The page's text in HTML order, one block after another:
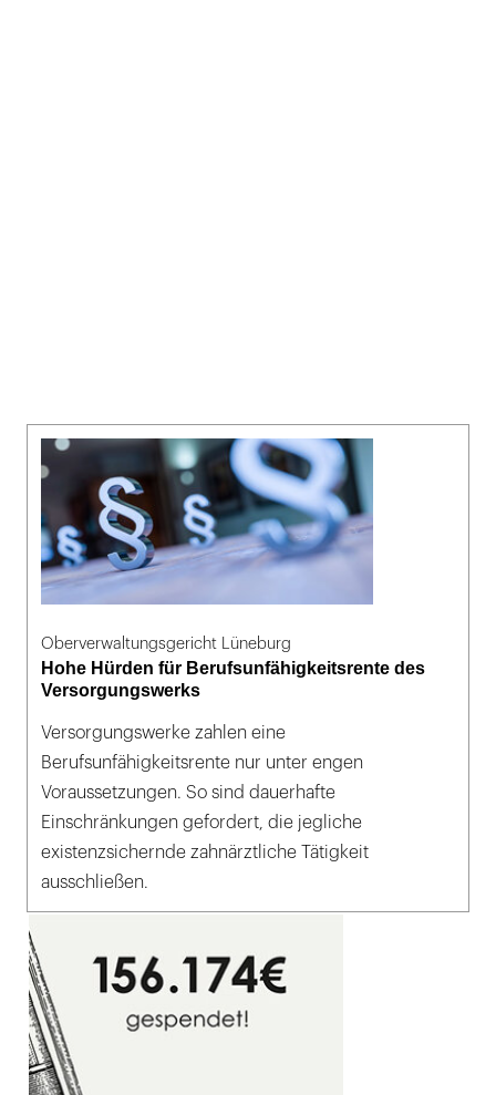
Oberverwaltungsgericht Lüneburg
Hohe Hürden für Berufsunfähigkeitsrente des
Versorgungswerks
Versorgungswerke zahlen eine
Berufsunfähigkeitsrente nur unter engen
Voraussetzungen. So sind dauerhafte
Einschränkungen gefordert, die jegliche
existenzsichernde zahnärztliche Tätigkeit
ausschließen.